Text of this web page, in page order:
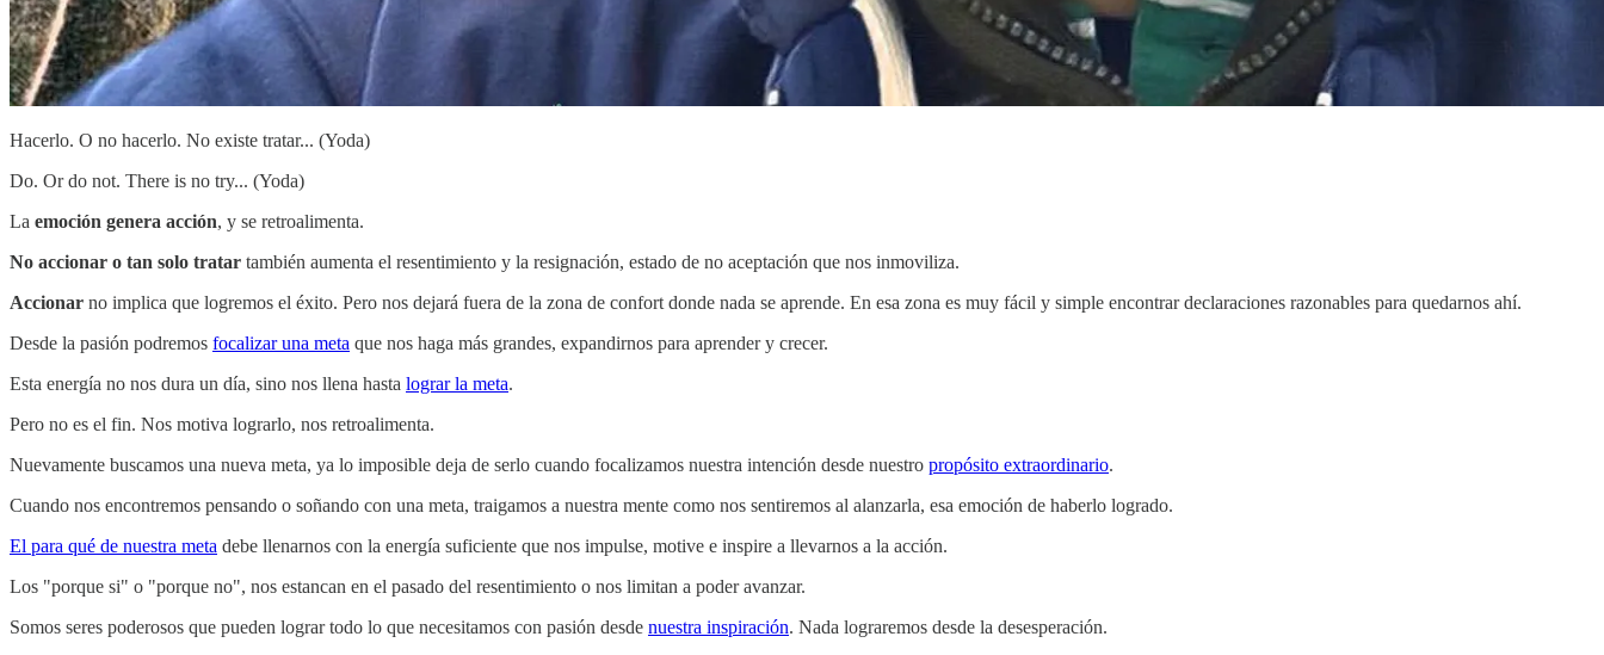
Hacerlo. O no hacerlo. No existe tratar... (Yoda)
Do. Or do not. There is no try... (Yoda)
La emoción genera acción, y se retroalimenta.
No accionar o tan solo tratar también aumenta el resentimiento y la resignación, estado de no aceptación que nos inmoviliza.
Accionar no implica que logremos el éxito. Pero nos dejará fuera de la zona de confort donde nada se aprende. En esa zona es muy fácil y simple encontrar declaraciones razonables para quedarnos ahí.
Desde la pasión podremos focalizar una meta que nos haga más grandes, expandirnos para aprender y crecer.
Esta energía no nos dura un día, sino nos llena hasta lograr la meta.
Pero no es el fin. Nos motiva lograrlo, nos retroalimenta.
Nuevamente buscamos una nueva meta, ya lo imposible deja de serlo cuando focalizamos nuestra intención desde nuestro propósito extraordinario.
Cuando nos encontremos pensando o soñando con una meta, traigamos a nuestra mente como nos sentiremos al alanzarla, esa emoción de haberlo logrado.
El para qué de nuestra meta debe llenarnos con la energía suficiente que nos impulse, motive e inspire a llevarnos a la acción.
Los "porque si" o "porque no", nos estancan en el pasado del resentimiento o nos limitan a poder avanzar.
Somos seres poderosos que pueden lograr todo lo que necesitamos con pasión desde nuestra inspiración. Nada lograremos desde la desesperación.